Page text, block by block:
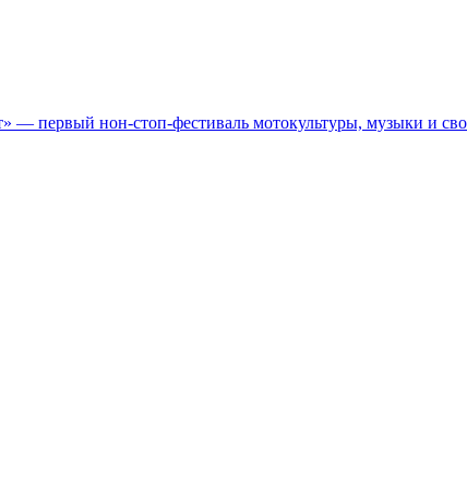
— первый нон-стоп-фестиваль мотокультуры, музыки и